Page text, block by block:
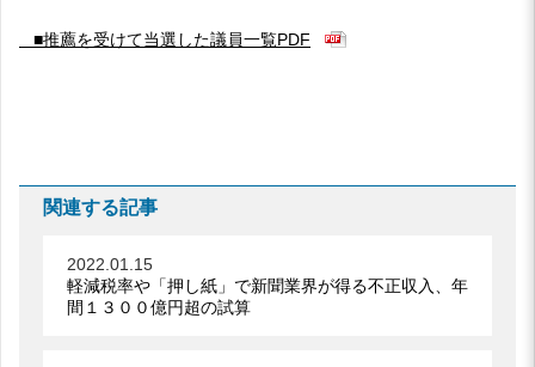
■推薦を受けて当選した議員一覧PDF
関連する記事
2022.01.15
軽減税率や「押し紙」で新聞業界が得る不正収入、年
間１３００億円超の試算